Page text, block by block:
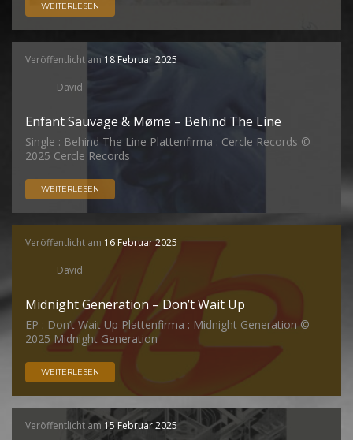
WEITERLESEN
Veröffentlicht am 18 Februar 2025
David
Enfant Sauvage & Møme – Behind The Line
Single : Behind The Line Plattenfirma : Cercle Records ©
2025 Cercle Records
WEITERLESEN
Veröffentlicht am 16 Februar 2025
David
Midnight Generation – Don’t Wait Up
EP : Don’t Wait Up Plattenfirma : Midnight Generation ©
2025 Midnight Generation
WEITERLESEN
Veröffentlicht am 15 Februar 2025